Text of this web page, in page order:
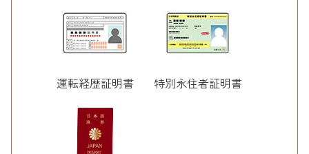
運転経歴証明書 特別永住者証明書